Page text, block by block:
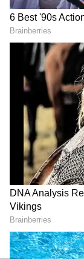
India Vs China:
చుక్కలు చూపించే
ఏకైక దేశం.. భారత్
అమెరికా మైండ్
స్టేట్‌మెంట్ !